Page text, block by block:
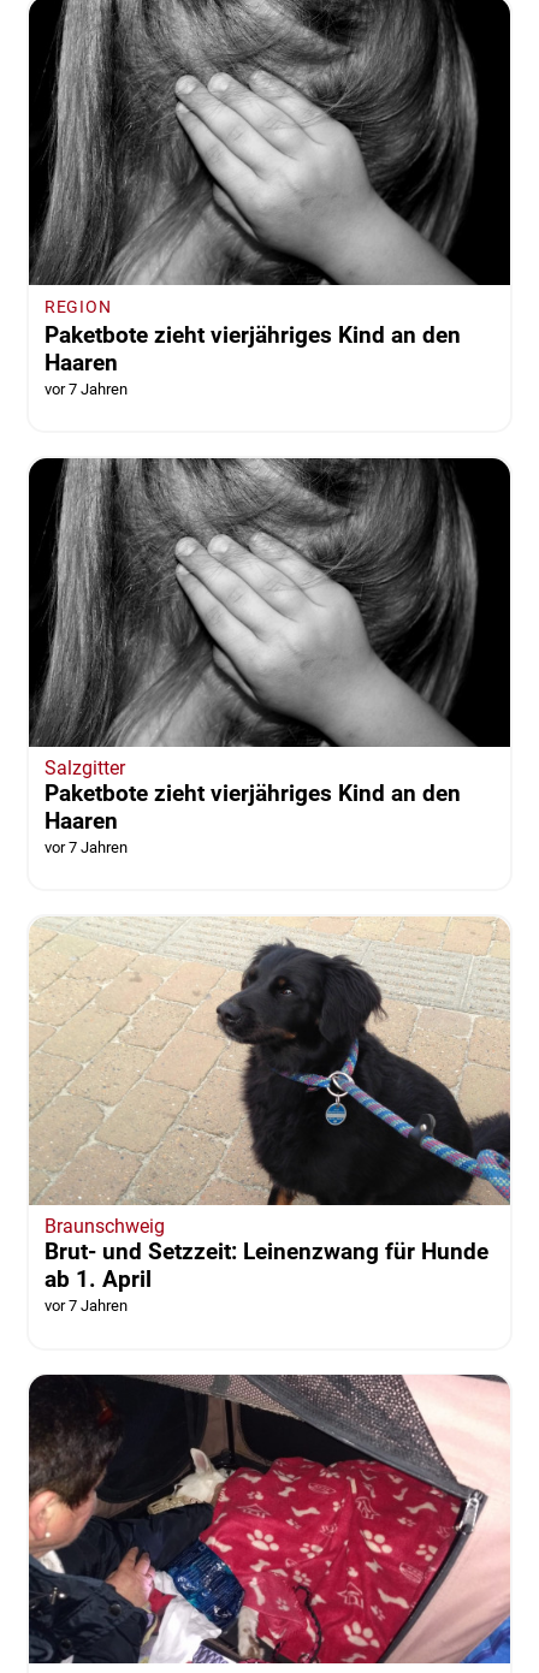
REGION
Paketbote zieht vierjähriges Kind an den
Haaren
vor 7 Jahren
Salzgitter
Paketbote zieht vierjähriges Kind an den
Haaren
vor 7 Jahren
Braunschweig
Brut- und Setzzeit: Leinenzwang für Hunde
ab 1. April
vor 7 Jahren